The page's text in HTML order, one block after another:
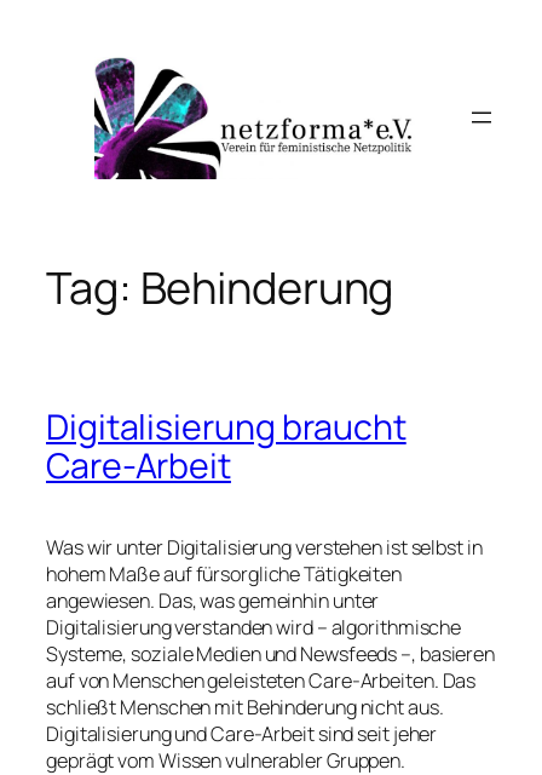
Tag: Behinderung
Digitalisierung braucht
Care-Arbeit
Was wir unter Digitalisierung verstehen ist selbst in
hohem Maße auf fürsorgliche Tätigkeiten
angewiesen. Das, was gemeinhin unter
Digitalisierung verstanden wird – algorithmische
Systeme, soziale Medien und Newsfeeds –, basieren
auf von Menschen geleisteten Care-Arbeiten. Das
schließt Menschen mit Behinderung nicht aus.
Digitalisierung und Care-Arbeit sind seit jeher
geprägt vom Wissen vulnerabler Gruppen.